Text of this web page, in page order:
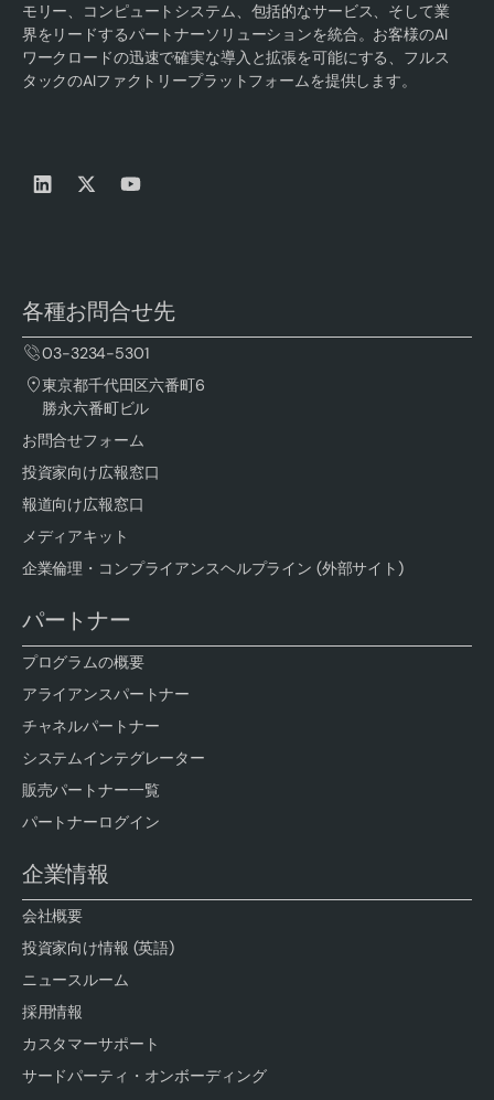
モリー、コンピュートシステム、包括的なサービス、そして業
界をリードするパートナーソリューションを統合。お客様のAI
ワークロードの迅速で確実な導入と拡張を可能にする、フルス
タックのAIファクトリープラットフォームを提供します。
各種お問合せ先
03-3234-5301
東京都千代田区六番町6
勝永六番町ビル
お問合せフォーム
投資家向け広報窓口
報道向け広報窓口
メディアキット
企業倫理・コンプライアンスヘルプライン (外部サイト)
パートナー
プログラムの概要
アライアンスパートナー
チャネルパートナー
システムインテグレーター
販売パートナー一覧
パートナーログイン
企業情報
会社概要
投資家向け情報 (英語)
ニュースルーム
採用情報
カスタマーサポート
サードパーティ・オンボーディング